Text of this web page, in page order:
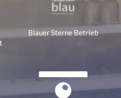
Blauer Sterne Betrieb